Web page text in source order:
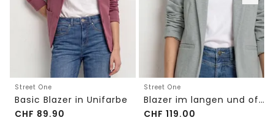
Street One
Basic Blazer in Unifarbe
CHF 89.90
Street One
Blazer im langen und offenen Schnitt
CHF 119.00